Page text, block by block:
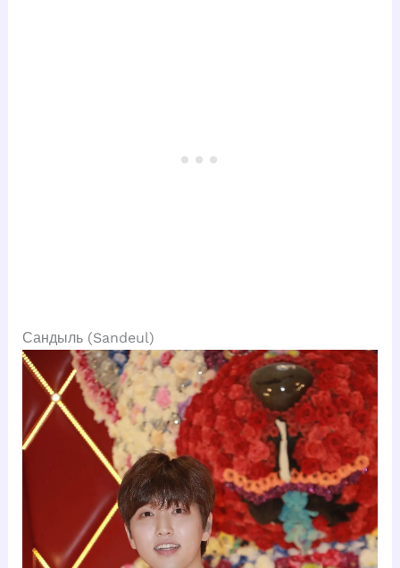
Сандыль (Sandeul)